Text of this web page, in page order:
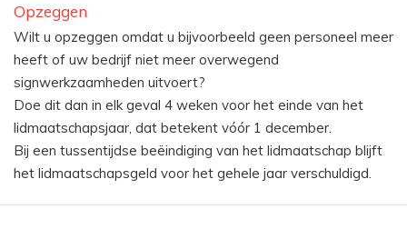
Opzeggen
Wilt u opzeggen omdat u bijvoorbeeld geen personeel meer
heeft of uw bedrijf niet meer overwegend
signwerkzaamheden uitvoert?
Doe dit dan in elk geval 4 weken voor het einde van het
lidmaatschapsjaar, dat betekent vóór 1 december.
Bij een tussentijdse beëindiging van het lidmaatschap blijft
het lidmaatschapsgeld voor het gehele jaar verschuldigd.